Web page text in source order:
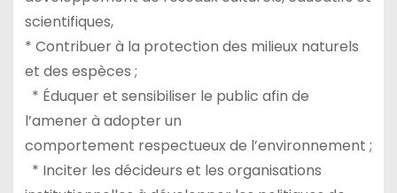
scientifiques,
* Contribuer à la protection des milieux naturels
et des espèces ;
* Éduquer et sensibiliser le public afin de
l’amener à adopter un
comportement respectueux de l’environnement ;
* Inciter les décideurs et les organisations